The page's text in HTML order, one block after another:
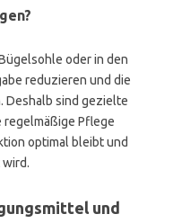
oder in den
reduzieren und die
Deshalb sind gezielte
regelmäßige Pflege
optimal bleibt und
und